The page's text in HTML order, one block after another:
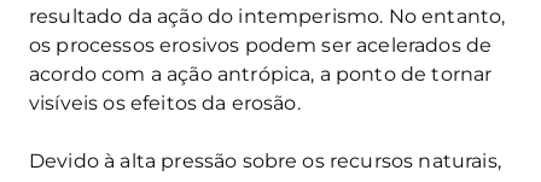
resultado da ação do intemperismo. No entanto,
os processos erosivos podem ser acelerados de
acordo com a ação antrópica, a ponto de tornar
visíveis os efeitos da erosão.
Devido à alta pressão sobre os recursos naturais,